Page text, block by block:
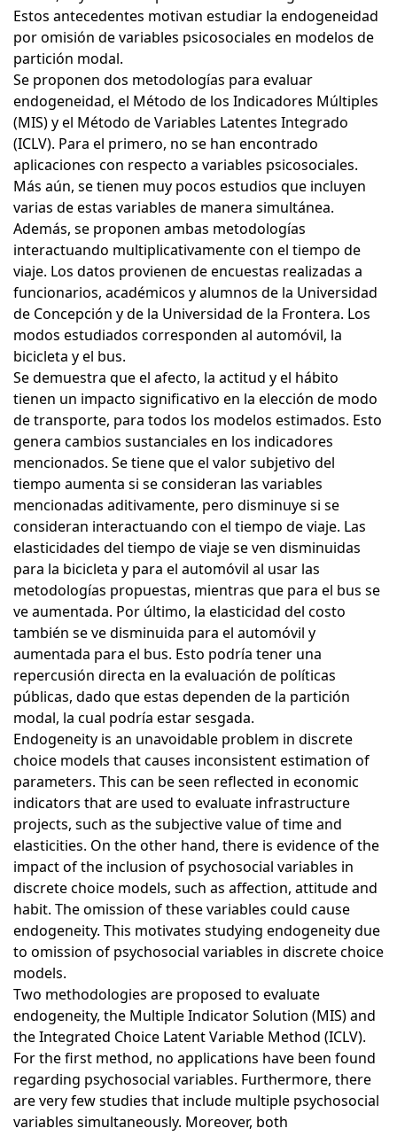
Estos antecedentes motivan estudiar la endogeneidad
por omisión de variables psicosociales en modelos de
partición modal.
Se proponen dos metodologías para evaluar
endogeneidad, el Método de los Indicadores Múltiples
(MIS) y el Método de Variables Latentes Integrado
(ICLV). Para el primero, no se han encontrado
aplicaciones con respecto a variables psicosociales.
Más aún, se tienen muy pocos estudios que incluyen
varias de estas variables de manera simultánea.
Además, se proponen ambas metodologías
interactuando multiplicativamente con el tiempo de
viaje. Los datos provienen de encuestas realizadas a
funcionarios, académicos y alumnos de la Universidad
de Concepción y de la Universidad de la Frontera. Los
modos estudiados corresponden al automóvil, la
bicicleta y el bus.
Se demuestra que el afecto, la actitud y el hábito
tienen un impacto significativo en la elección de modo
de transporte, para todos los modelos estimados. Esto
genera cambios sustanciales en los indicadores
mencionados. Se tiene que el valor subjetivo del
tiempo aumenta si se consideran las variables
mencionadas aditivamente, pero disminuye si se
consideran interactuando con el tiempo de viaje. Las
elasticidades del tiempo de viaje se ven disminuidas
para la bicicleta y para el automóvil al usar las
metodologías propuestas, mientras que para el bus se
ve aumentada. Por último, la elasticidad del costo
también se ve disminuida para el automóvil y
aumentada para el bus. Esto podría tener una
repercusión directa en la evaluación de políticas
públicas, dado que estas dependen de la partición
modal, la cual podría estar sesgada.
Endogeneity is an unavoidable problem in discrete
choice models that causes inconsistent estimation of
parameters. This can be seen reflected in economic
indicators that are used to evaluate infrastructure
projects, such as the subjective value of time and
elasticities. On the other hand, there is evidence of the
impact of the inclusion of psychosocial variables in
discrete choice models, such as affection, attitude and
habit. The omission of these variables could cause
endogeneity. This motivates studying endogeneity due
to omission of psychosocial variables in discrete choice
models.
Two methodologies are proposed to evaluate
endogeneity, the Multiple Indicator Solution (MIS) and
the Integrated Choice Latent Variable Method (ICLV).
For the first method, no applications have been found
regarding psychosocial variables. Furthermore, there
are very few studies that include multiple psychosocial
variables simultaneously. Moreover, both